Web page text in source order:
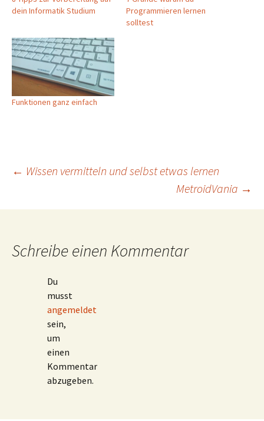
dein Informatik Studium
Programmieren lernen
solltest
Funktionen ganz einfach
Beitragsnavigation
← Wissen vermitteln und selbst etwas lernen
MetroidVania →
Schreibe einen Kommentar
Du
musst
angemeldet
sein,
um
einen
Kommentar
abzugeben.